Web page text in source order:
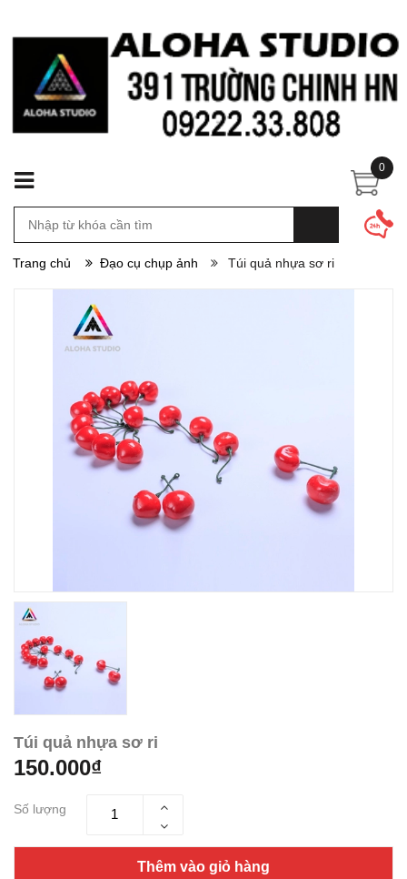
0
Trang chủ Đạo cụ chụp ảnh Túi quả nhựa sơ ri
Túi quả nhựa sơ ri
150.000₫
Số lượng
Thêm vào giỏ hàng